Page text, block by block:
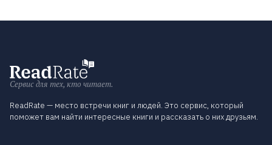
Сервис для тех, кто читает.
ReadRate — место встречи книг и людей. Это сервис, который
поможет вам найти интересные книги и рассказать о них друзьям.